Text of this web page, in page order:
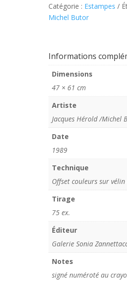
/Butor
–
Catégorie : Estampes
Michel Butor
Informations
Dimensions
47 × 61 cm
Artiste
Jacques Hérold /Michel
Date
1989
Technique
Offset couleurs sur vélin
Tirage
75 ex.
Éditeur
Galerie Sonia
Notes
signé numéroté au